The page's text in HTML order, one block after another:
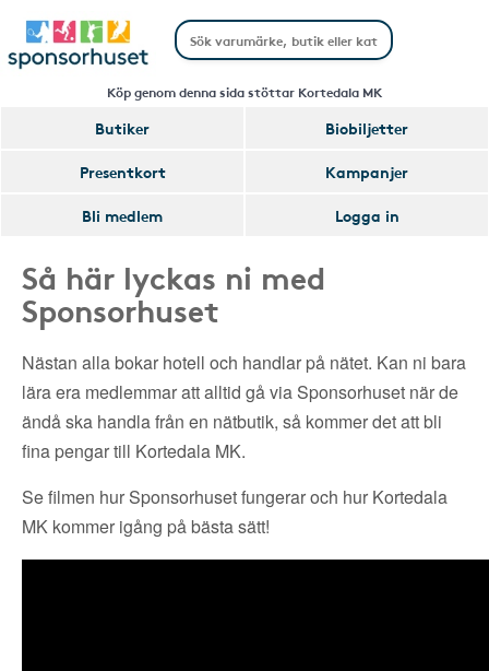
Köp genom denna sida stöttar Kortedala MK
Butiker
Biobiljetter
Presentkort
Kampanjer
Bli medlem
Logga in
Så här lyckas ni med
Sponsorhuset
Nästan alla bokar hotell och handlar på nätet. Kan ni bara
lära era medlemmar att alltid gå via Sponsorhuset när de
ändå ska handla från en nätbutik, så kommer det att bli
fina pengar till Kortedala MK.
Se filmen hur Sponsorhuset fungerar och hur Kortedala
MK kommer igång på bästa sätt!